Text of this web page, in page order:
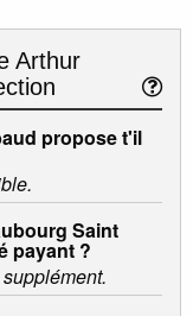
Arthur
propose t'il
Saint
payant ?